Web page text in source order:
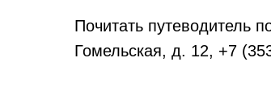
Почитать путеводитель
Гомельская, д. 12, +7